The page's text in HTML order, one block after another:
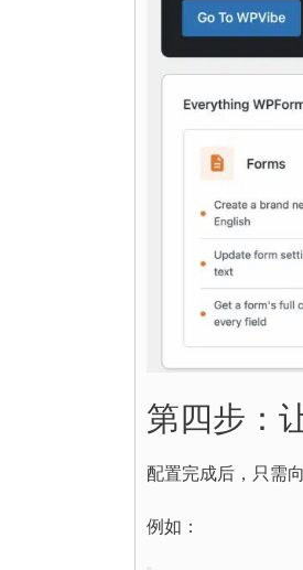
第四步：
配置完成后，只需
例如：